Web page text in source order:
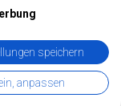
für Merchandise,
Spielwaren.
speichern
anpassen